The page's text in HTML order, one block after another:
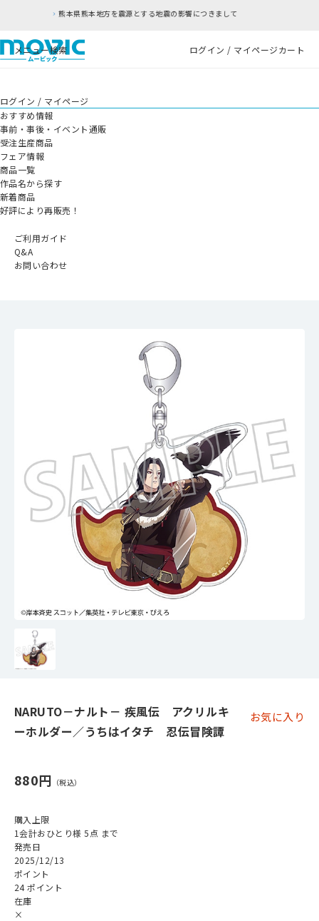
源とする地震の影響につきまして
メニュー検索 ログイン / マイページカート
ログイン / マイページ
おすすめ情報
事前・事後・イベント通販
受注生産商品
フェア情報
商品一覧
作品名から探す
新着商品
好評により再販売！
ご利用ガイド
Q&A
お問い合わせ
NARUTO－ナルト－ 疾風伝 アクリルキ
ーホルダー／うちはイタチ 忍伝冒険譚
お気に入り
880円
購入上限
1会計おひとり様 5点 まで
発売日
2025/12/13
ポイント
24 ポイント
在庫
×